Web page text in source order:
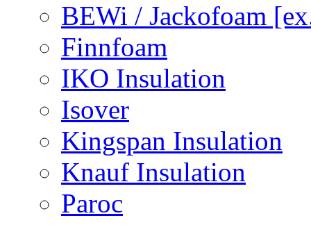
BEWi / Jackofoam
Finnfoam
IKO Insulation
Isover
Kingspan Insulation
Knauf Insulation
Paroc